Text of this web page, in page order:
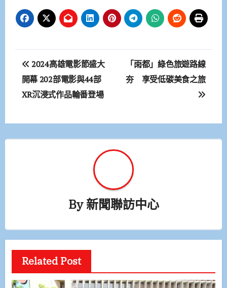
文
章
導
覽
2024高雄電影節盛大
開幕 202部電影與44部
XR沉浸式作品輪番登場
「雨都」綠色旅遊路線
夯 享受低碳美食之旅
By新聞聯訪中心
Related Post